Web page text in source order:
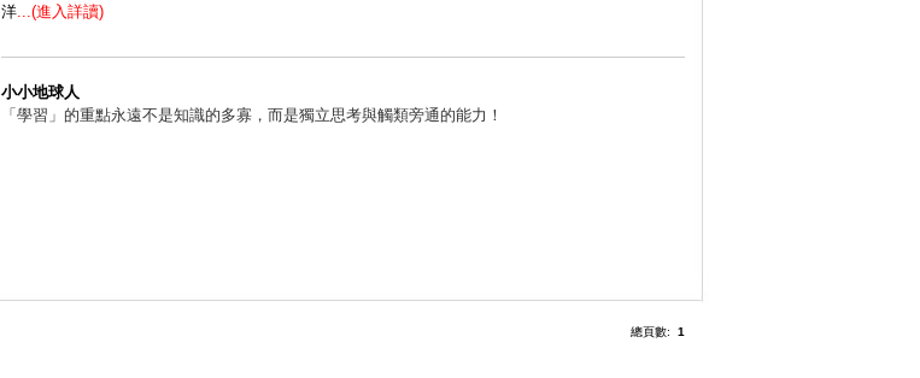
洋...(進入詳讀)
小小地球人
「學習」的重點永遠不是知識的多寡，而是獨立思考與觸類旁通的能力！
總頁數: 1